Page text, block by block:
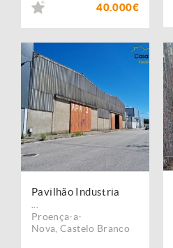
40.000€
Pavilhão Industria
Proença-a-
Nova ,Castelo Branco